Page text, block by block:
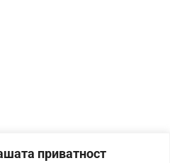
приватност